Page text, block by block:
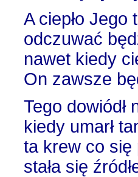
A ciepło Jego
odczuwać
nawet kiedy
On zawsze
Tego dowiódł
kiedy umarł
ta krew co się
stała się